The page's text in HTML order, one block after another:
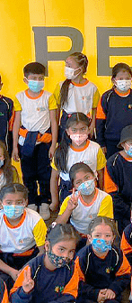
Movilidad Turismo
puede
si
días